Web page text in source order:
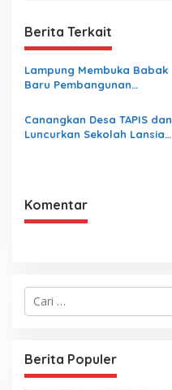
Berita Terkait
Lampung Membuka Babak
Baru Pembangunan
Peluncuran Satelit
Lampung-1 Berbasis AI
Canangkan Desa TAPIS dan
Luncurkan Sekolah Lansia
Komentar
C
u
n
t
Berita Populer